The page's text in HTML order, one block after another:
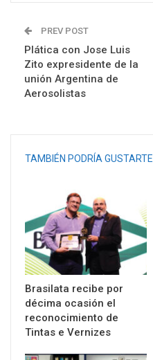
PREV POST
Plática con Jose Luis
Zito expresidente de la
unión Argentina de
Aerosolistas
TAMBIÉN PODRÍA GUSTARTE
Brasilata recibe por
décima ocasión el
reconocimiento de
Tintas e Vernizes